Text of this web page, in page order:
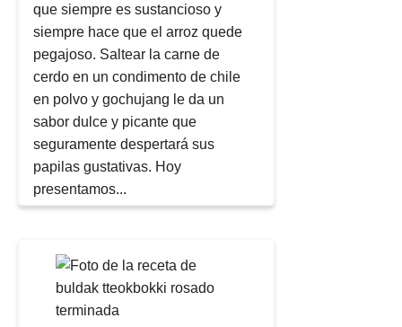
que siempre es sustancioso y
siempre hace que el arroz quede
pegajoso. Saltear la carne de
cerdo en un condimento de chile
en polvo y gochujang le da un
sabor dulce y picante que
seguramente despertará sus
papilas gustativas. Hoy
presentamos...